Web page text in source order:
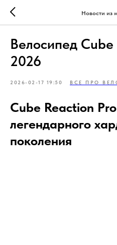
Новости из
Велосипед
2026
2026-02-17 19:50 ВСЕ ПРО
Cube Reaction
легендарного
поколения